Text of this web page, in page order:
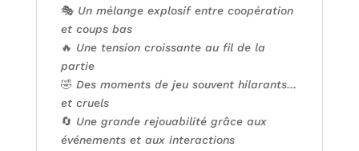
🎭 Un mélange explosif entre coopération
et coups bas
🔥 Une tension croissante au fil de la
partie
🤣 Des moments de jeu souvent hilarants…
et cruels
🔄 Une grande rejouabilité grâce aux
événements et aux interactions